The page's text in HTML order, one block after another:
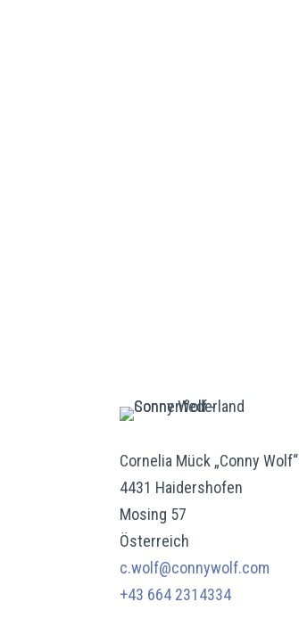
Cornelia Mück „Conny Wolf“
4431 Haidershofen
Mosing 57
Österreich
c.wolf@connywolf.com
+43 664 2314334